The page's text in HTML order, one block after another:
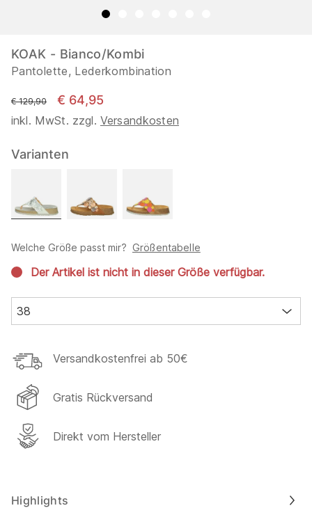
KOAK - Bianco/Kombi
Pantolette, Lederkombination
statt
€ 129,90 € 64,95
inkl. MwSt. zzgl. Versandkosten
Varianten
Welche Größe passt mir? Größentabelle
Der Artikel ist nicht in dieser Größe verfügbar.
38
Versandkostenfrei ab 50€
Gratis Rückversand
Direkt vom Hersteller
Highlights